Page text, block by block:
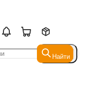
Найти
Найти